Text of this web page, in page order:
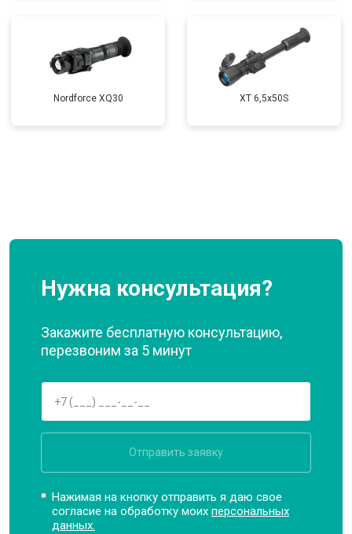
Nordforce XQ30 XT 6,5x50S
Нужна консультация?
Закажите бесплатную консультацию,
перезвоним за 5 минут
Отправить заявку
Нажимая на кнопку отправить я даю свое
согласие на обработку моихперсональных
данных.